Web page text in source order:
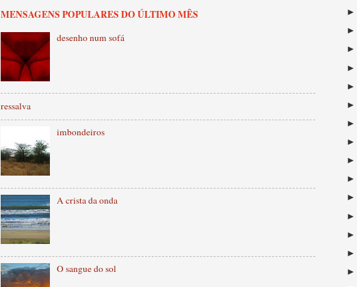
MENSAGENS POPULARES DO ÚLTIMO MÊS
desenho num sofá
ressalva
imbondeiros
A crista da onda
O sangue do sol
►
►
►
►
►
►
►
►
►
►
►
►
►
►
►